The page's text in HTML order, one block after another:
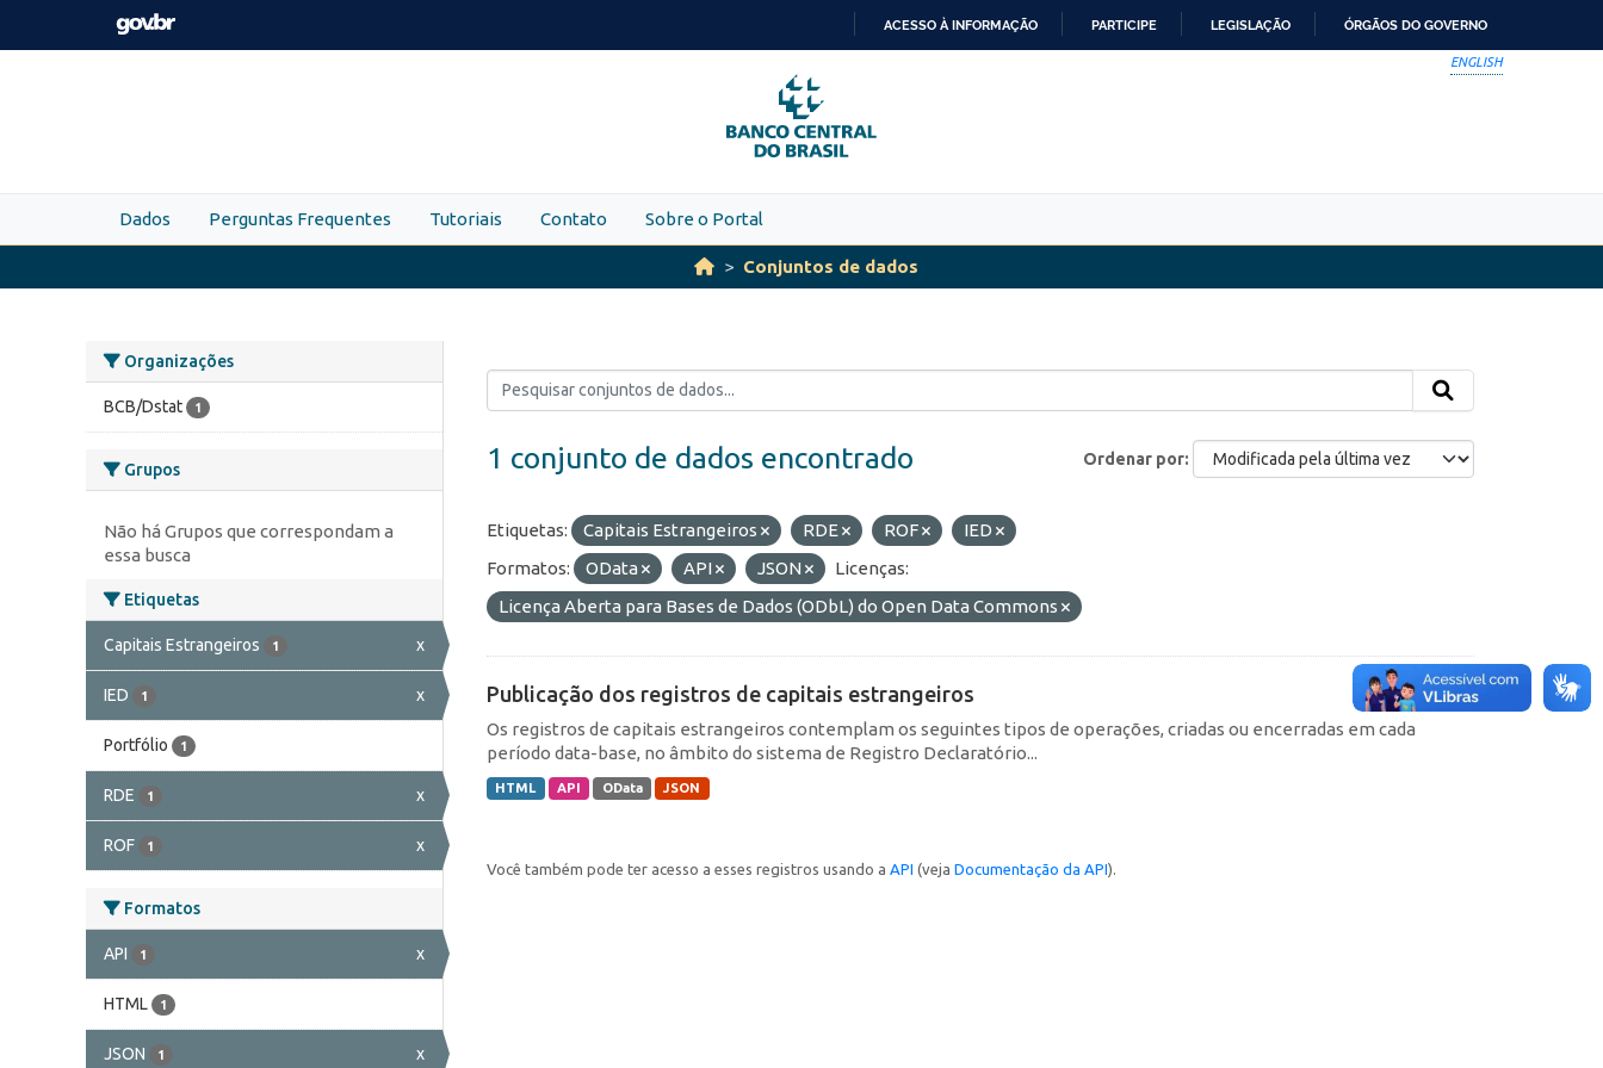
Skip to main content
PARA
O
CONTEÚDO
ACESSO À INFORMAÇÃO PARTICIPE LEGISLAÇÃO ÓRGÃOS DO GOVERNO
ENGLISH
Dados Perguntas Frequentes Tutoriais Contato Sobre o Portal
Conjuntos de dados
Organizações
BCB/Dstat 1
Grupos
Não há Grupos que correspondam a
essa busca
Etiquetas
Capitais Estrangeiros 1 x
IED 1 x
Portfólio 1
RDE 1 x
ROF 1 x
Formatos
API 1 x
HTML 1
JSON 1 x
Ordenar por
1 conjunto de dados encontrado
Etiquetas: Capitais Estrangeiros RDE ROF
IED
Formatos:
OData API JSON
Licenças:
Licença Aberta para Bases de Dados (ODbL) do Open Data Commons
Publicação dos registros de capitais estrangeiros
Os registros de capitais estrangeiros contemplam os seguintes tipos de operações, criadas ou encerradas em cada
período data-base, no âmbito do sistema de Registro Declaratório...
HTML API OData JSON
Você também pode ter acesso a esses registros usando a API (veja Documentação da API).